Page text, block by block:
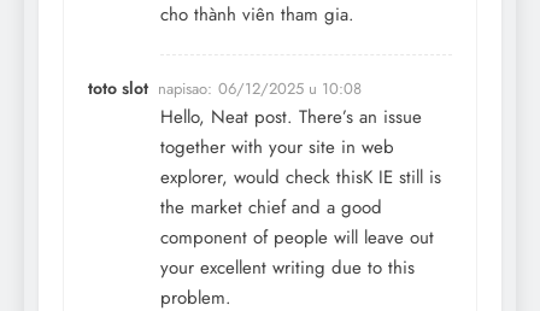
cho thành viên tham gia.
toto slot napisao: 06/12/2025 u 10:08
Hello, Neat post. There’s an issue
together with your site in web
explorer, would check thisK IE still is
the market chief and a good
component of people will leave out
your excellent writing due to this
problem.